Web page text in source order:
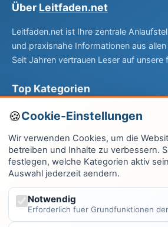
Über Leitfaden.net
Leitfaden.net ist Ihre zentrale
und praxisnahe Informationen aus
Seit Jahren vertrauen Leser auf unsere
Top Kategorien
Computer & EDV
Haus & Garten
Fitness & Gesundheit
Wissen & Lernen
Finanzen
Cookie-Einstellungen
Wir verwenden Cookies, um die
betreiben und Inhalte zu verbessern.
festlegen, welche Kategorien aktiv
Auswahl jederzeit aendern.
Notwendig
Erforderlich fuer Grundfunktionen